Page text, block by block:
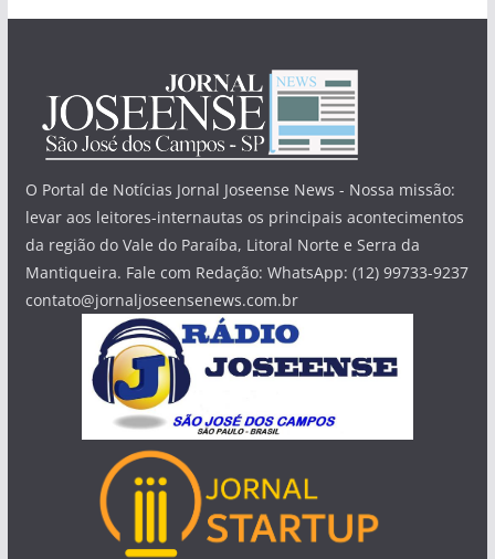
O Portal de Notícias Jornal Joseense News - Nossa missão:
levar aos leitores-internautas os principais acontecimentos
da região do Vale do Paraíba, Litoral Norte e Serra da
Mantiqueira. Fale com Redação: WhatsApp: (12) 99733-9237
contato@jornaljoseensenews.com.br